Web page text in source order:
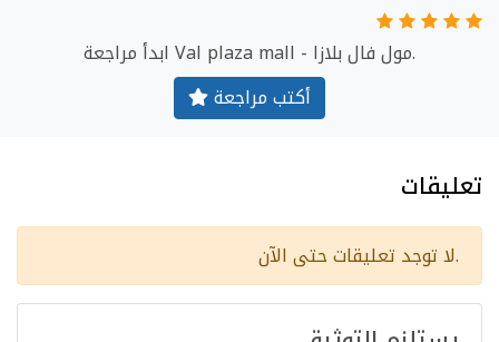
ابدأ مراجعة Val plaza mall - مول فال بلازا.
أكتب مراجعة
تعليقات
لا توجد تعليقات حتى الآن.